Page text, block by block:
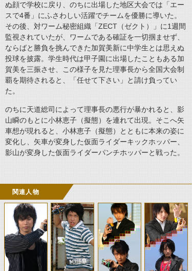
ぬ顔で学校に戻り、のちに出場した地区大会では「エー
スで4番」にふさわしい活躍でチームを優勝に導いた。
その後、対ワーム秘密組織「ZECT（ゼクト）」に1週間
監視されていたが、ワームである確証を一切掴ませず、
ならばと勝負を挑んできた加賀美新に中学生とは思えぬ
投球を披露。学生時代は甲子園に出場したこともある加
賀美を三振させ、この様子を見た理事長から全国大会制
覇を期待されると、「任せて下さい」と請け負ってい
た。
のちに天道総司によって理事長の悪行が暴かれると、影
山瞬のもとに小林恵子（擬態）を連れて出現。そこへ矢
車想が現れると、小林恵子（擬態）とともに本来の姿に
変化し、矢車が変身した仮面ライダーキックホッパー、
影山が変身した仮面ライダーパンチホッパーと戦った。
関連人物